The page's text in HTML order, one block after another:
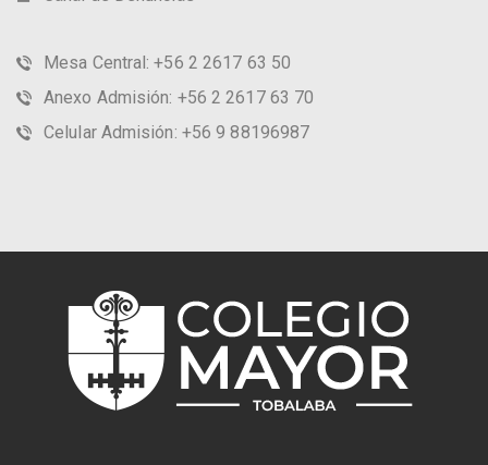
Mesa Central: +56 2 2617 63 50
Anexo Admisión: +56 2 2617 63 70
Celular Admisión: +56 9 88196987